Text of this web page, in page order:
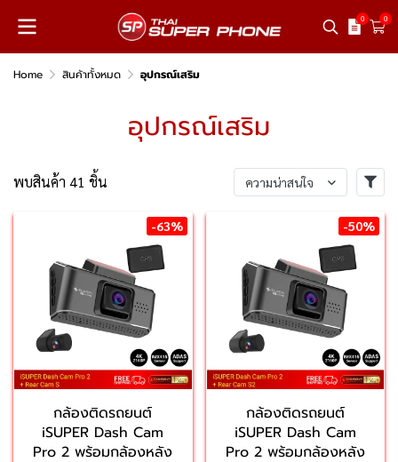
0 0
Home สินค้าทั้งหมด อุปกรณ์เสริม
อุปกรณ์เสริม
พบสินค้า 41 ชิ้น ความน่าสนใจ
-63%
กล้องติดรถยนต์
iSUPER Dash Cam
Pro 2 พร้อมกล้องหลัง
-50%
กล้องติดรถยนต์
iSUPER Dash Cam
Pro 2 พร้อมกล้องหลัง